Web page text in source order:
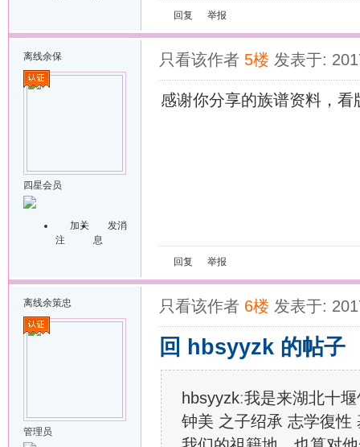
回复 举报
离线余保
四星会员
加关
注
发消
息
只看该作者 5楼 发表于:
感谢你分享的族谱资料，
回复 举报
离线余策忠
管理员
只看该作者 6楼 发表于:
回 hbsyyzk 的帖子
hbsyyzk:我是来湖北十
钟美 之子绍承 志学復